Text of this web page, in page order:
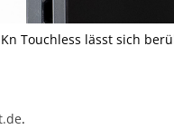
Touchless lässt sich
.